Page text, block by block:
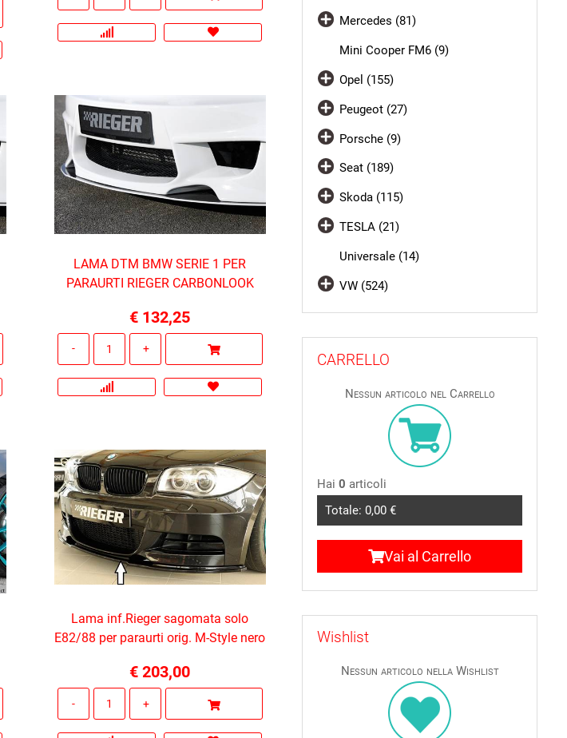
LAMA DTM BMW SERIE 1 PER
PARAURTI RIEGER CARBONLOOK
€ 132,25
Lama inf.Rieger sagomata solo
E82/88 per paraurti orig. M-Style nero
€ 203,00
Mercedes (81)
Mini Cooper FM6 (9)
Opel (155)
Peugeot (27)
Porsche (9)
Seat (189)
Skoda (115)
TESLA (21)
Universale (14)
VW (524)
CARRELLO
Nessun articolo nel Carrello
Hai 0 articoli
Totale: 0,00 €
Vai al Carrello
Wishlist
Nessun articolo nella Wishlist